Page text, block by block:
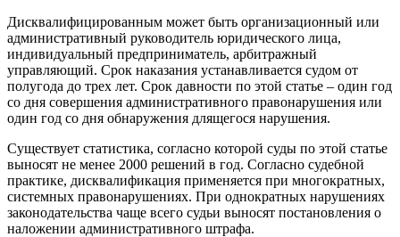
Дисквалифицированным может быть организационный или
административный руководитель юридического лица,
индивидуальный предприниматель, арбитражный
управляющий. Срок наказания устанавливается судом от
полугода до трех лет. Срок давности по этой статье – один год
со дня совершения административного правонарушения или
один год со дня обнаружения длящегося нарушения.
Существует статистика, согласно которой суды по этой статье
выносят не менее 2000 решений в год. Согласно судебной
практике, дисквалификация применяется при многократных,
системных правонарушениях. При однократных нарушениях
законодательства чаще всего судьи выносят постановления о
наложении административного штрафа.